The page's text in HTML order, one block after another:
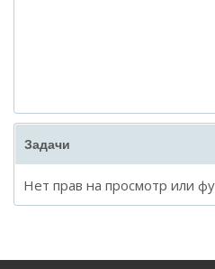
Задачи
Нет прав на просмотр или